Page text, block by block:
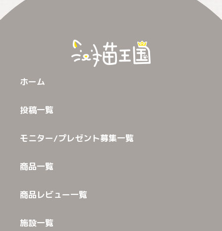
ホーム
投稿一覧
モニター/プレゼント募集一覧
商品一覧
商品レビュー一覧
施設一覧